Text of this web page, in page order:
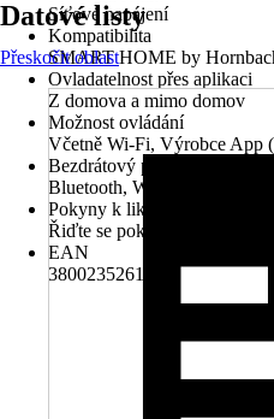
Síťové napájení
Kompatibilita
SMART HOME by
Ovladatelnost přes aplikaci
Z domova a mimo domov
Možnost ovládání
Včetně Wi-Fi, Výrobce App
Bezdrátový protokol
Bluetooth, Wi-Fi
Pokyny k likvidaci
Řiďte se pokyny pro likvidaci
EAN
3800235261798
Datové listy
Přeskočit oblast